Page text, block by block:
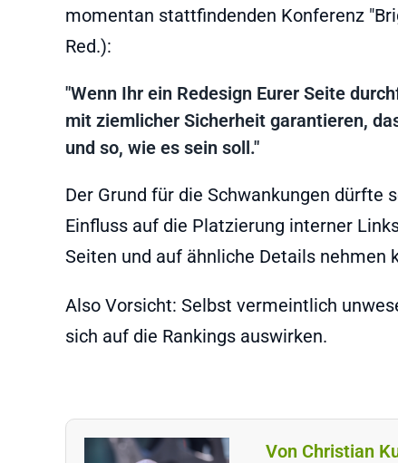
momentan stattfindenden Konferenz
Red.):
"Wenn Ihr ein Redesign Eurer Seite
mit ziemlicher Sicherheit garantieren,
und so, wie es sein soll."
Der Grund für die Schwankungen dürfte
Einfluss auf die Platzierung interner
Seiten und auf ähnliche Details nehmen
Also Vorsicht: Selbst vermeintlich
sich auf die Rankings auswirken.
Von Christian